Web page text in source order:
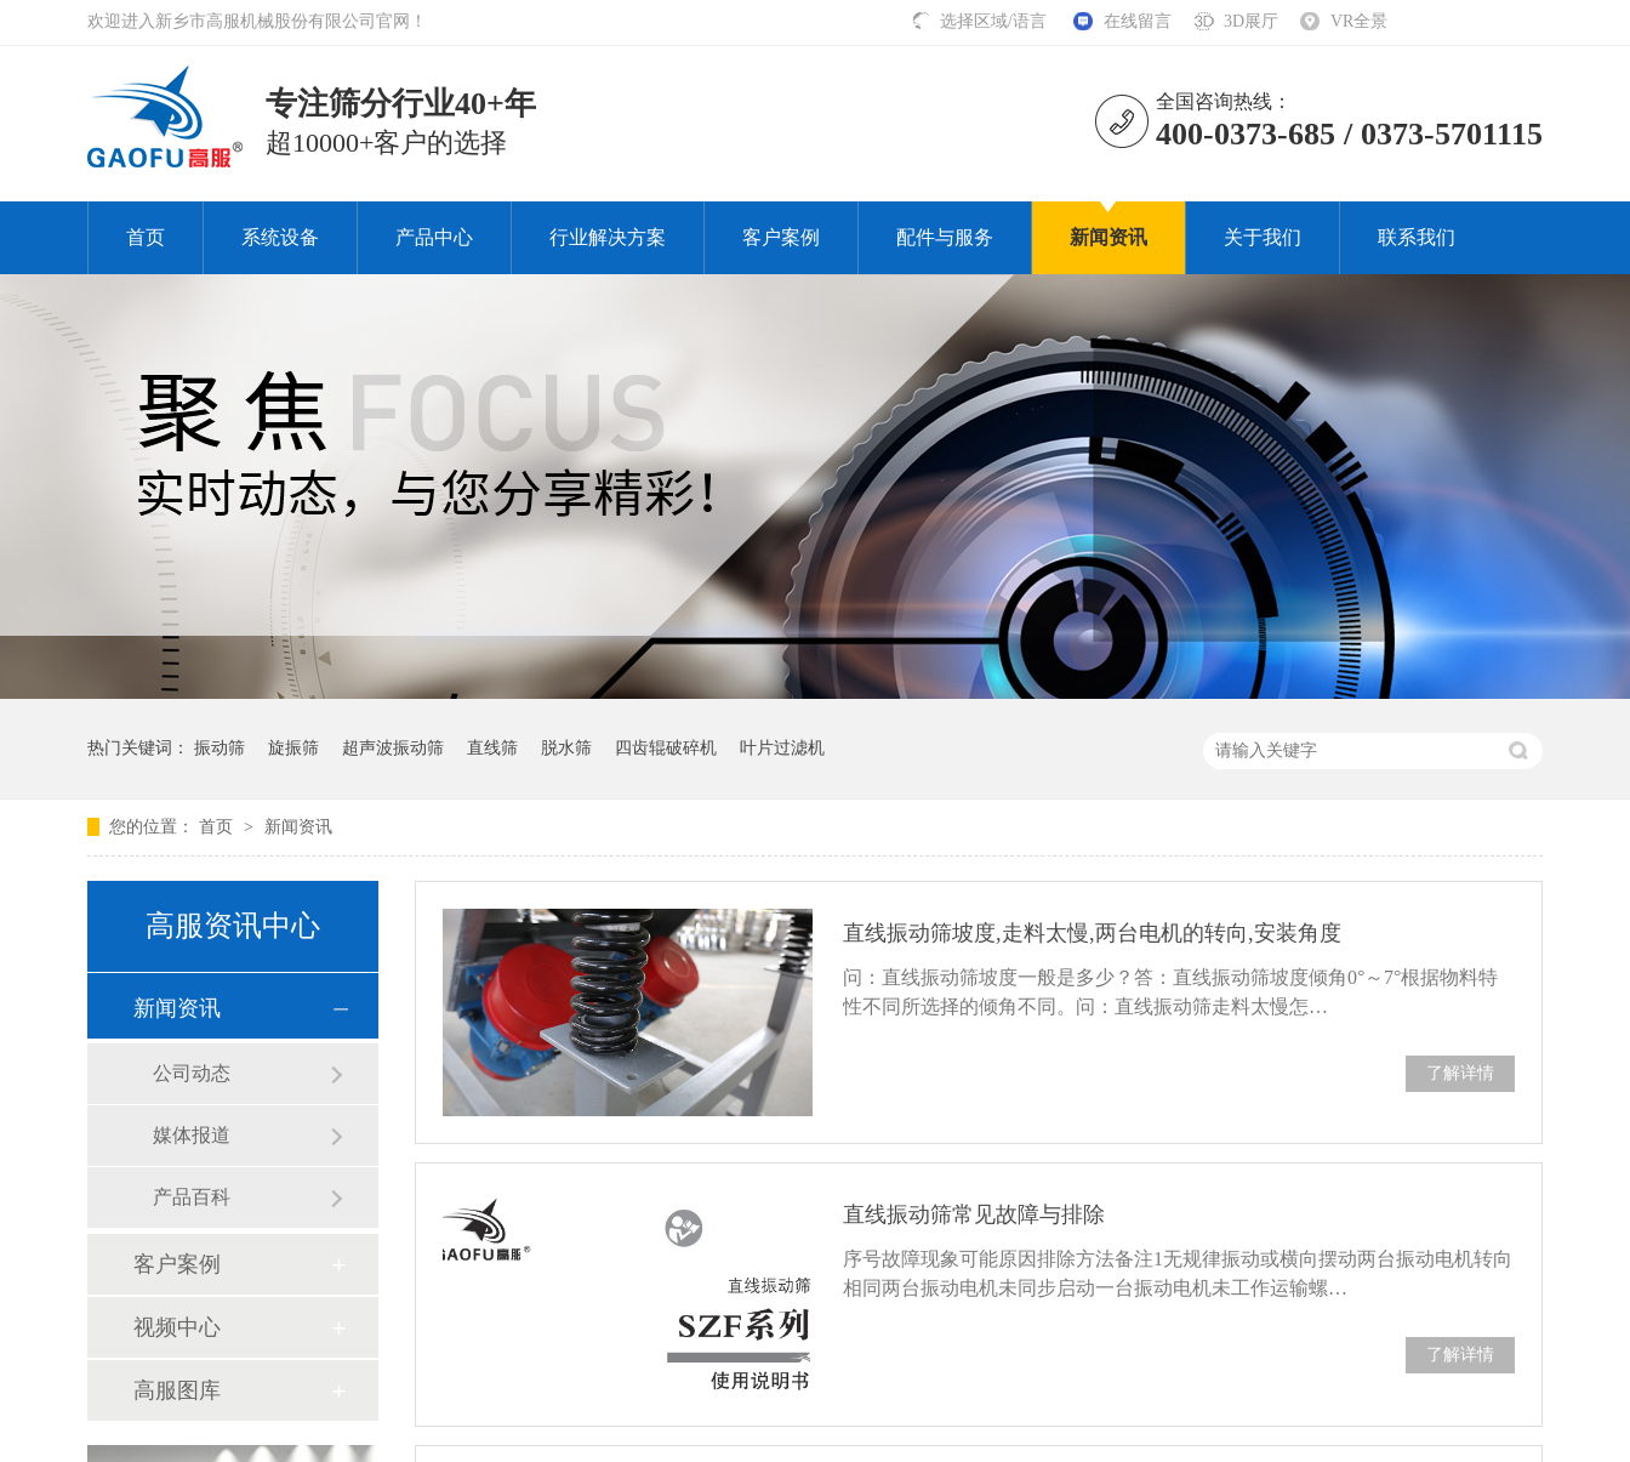
选择区域/语言 在线留言 3D展厅 VR全景
欢迎进入新乡市高服机械股份有限公司官网！
专注筛分行业40+年
超10000+客户的选择
全国咨询热线：
400-0373-685 / 0373-5701115
首页 系统设备 产品中心 行业解决方案 客户案例 配件与服务 新闻资讯 关于我们 联系我们
热门关键词： 振动筛 旋振筛 超声波振动筛 直线筛 脱水筛 四齿辊破碎机 叶片过滤机
您的位置： 首页 > 新闻资讯
直线振动筛坡度,走料太慢,两台电机的转向,安装角度
问：直线振动筛坡度一般是多少？答：直线振动筛坡度倾角0°～7°根据物料特
性不同所选择的倾角不同。问：直线振动筛走料太慢怎…
了解详情
直线振动筛常见故障与排除
序号故障现象可能原因排除方法备注1无规律振动或横向摆动两台振动电机转向
相同两台振动电机未同步启动一台振动电机未工作运输螺…
了解详情
高服资讯中心
新闻资讯
公司动态
媒体报道
产品百科
客户案例
视频中心
高服图库